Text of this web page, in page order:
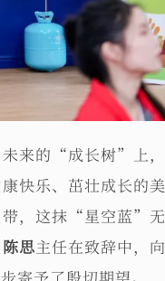
来的“成长树”上，
快乐、茁壮成长的美
带，这抹“星空蓝”无
陈思主任在致辞中，向